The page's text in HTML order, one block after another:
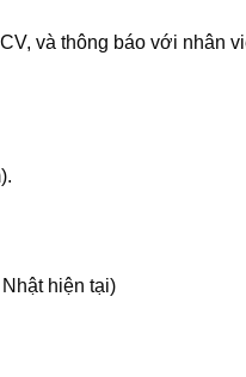
và thông báo với nhân
hiện tại)